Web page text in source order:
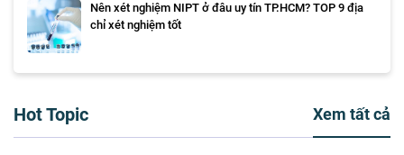
Nên xét nghiệm NIPT ở đâu uy tín TP.HCM? TOP 9 địa
chỉ xét nghiệm tốt
Hot Topic Xem tất cả